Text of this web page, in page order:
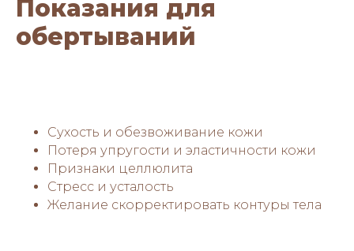
Показания для
обертываний
Сухость и обезвоживание кожи
Потеря упругости и эластичности кожи
Признаки целлюлита
Стресс и усталость
Желание скорректировать контуры тела